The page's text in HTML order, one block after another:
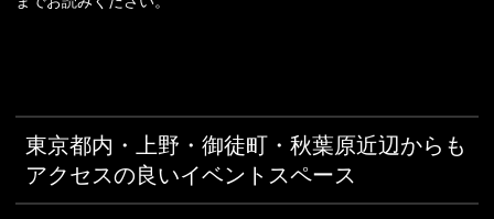
東京都内・上野・御徒町・秋葉原近辺からも
アクセスの良いイベントスペース